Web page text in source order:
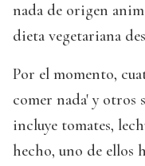
nada de origen
dieta vegetariana
Por el momento,
comer nada' y otros
incluye tomates,
hecho, uno de ellos